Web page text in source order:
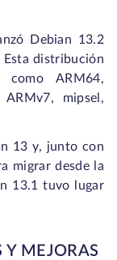
Debian 13.2
Esta distribución
como ARM64,
ARMv7, mipsel,
13 y, junto con
migrar desde la
13.1 tuvo lugar
Y MEJORAS